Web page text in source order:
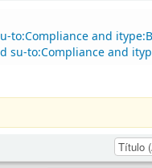
and
su-to:Compliance and